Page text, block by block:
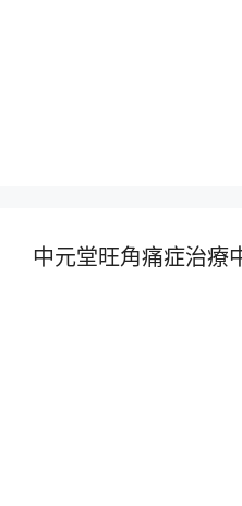
中元堂旺角痛症治療